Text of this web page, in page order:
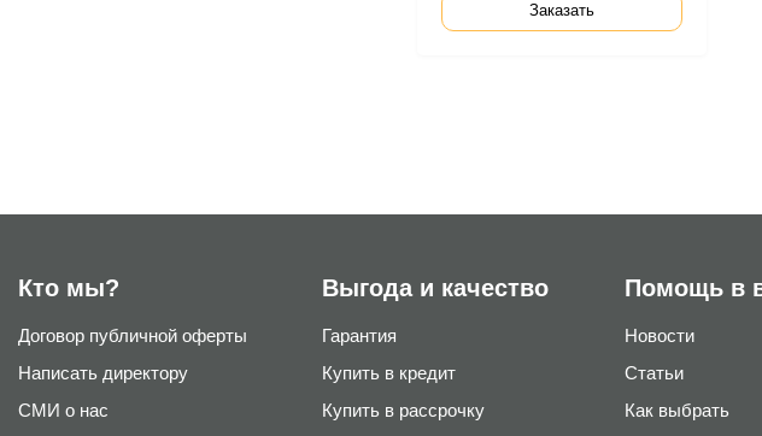
Заказать
Кто мы?
Договор публичной оферты
Написать директору
СМИ о нас
Выгода и качество
Гарантия
Купить в кредит
Купить в рассрочку
Помощь в
Новости
Статьи
Как выбрать